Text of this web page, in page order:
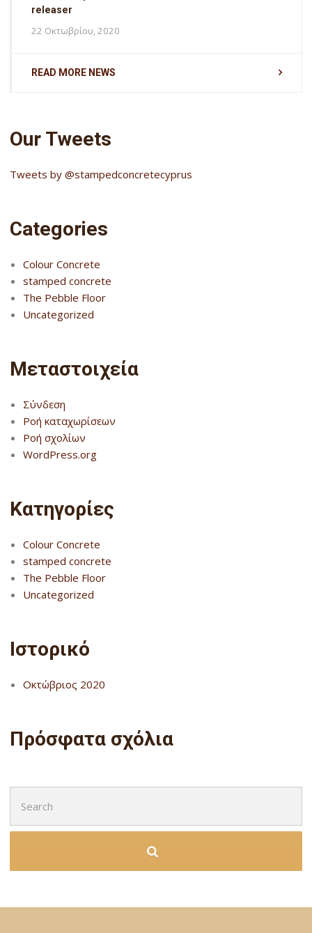
releaser
22 Οκτωβρίου, 2020
READ MORE NEWS
Our Tweets
Tweets by @stampedconcretecyprus
Categories
Colour Concrete
stamped concrete
The Pebble Floor
Uncategorized
Μεταστοιχεία
Σύνδεση
Ροή καταχωρίσεων
Ροή σχολίων
WordPress.org
Kατηγορίες
Colour Concrete
stamped concrete
The Pebble Floor
Uncategorized
Ιστορικό
Οκτώβριος 2020
Πρόσφατα σχόλια
for: